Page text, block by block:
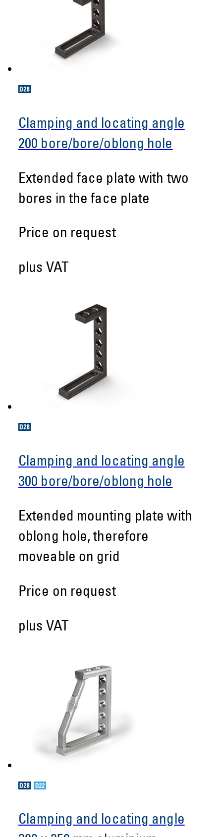
Clamping and locating angle
200 bore/bore/oblong hole
Extended face plate with two
bores in the face plate
Price on request
plus VAT
Clamping and locating angle
300 bore/bore/oblong hole
Extended mounting plate with
oblong hole, therefore
moveable on grid
Price on request
plus VAT
Clamping and locating angle